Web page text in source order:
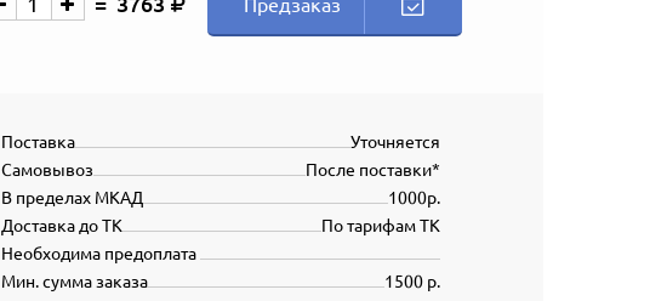
Уточняется
Поставка
После поставки*
Самовывоз
1000р.
В пределах МКАД
По тарифам ТК
Доставка до ТК
Необходима предоплата
1500 р.
Мин. сумма заказа